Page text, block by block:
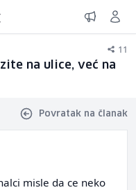
11
na ulice, već na
Povratak na članak
misle da ce neko